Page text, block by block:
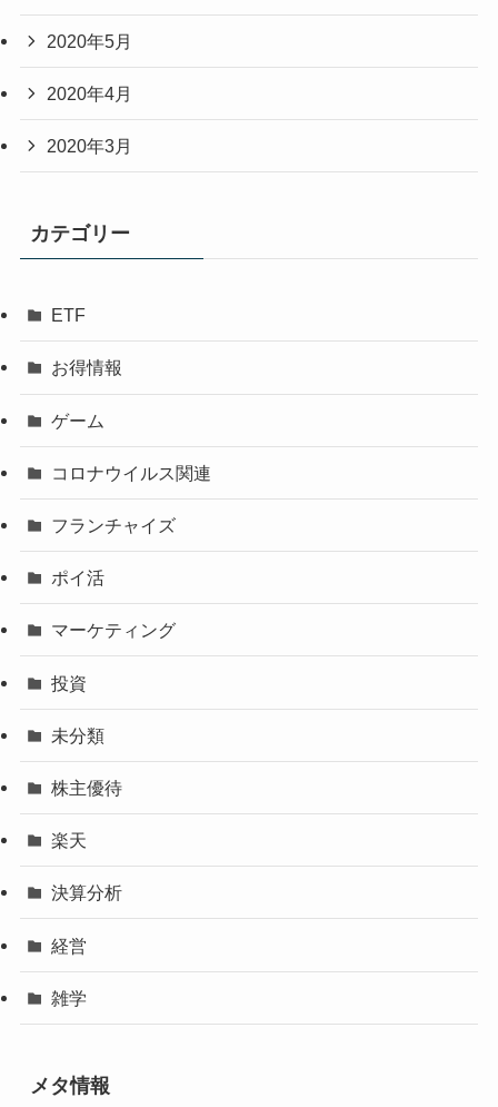
2020年5月
2020年4月
2020年3月
カテゴリー
ETF
お得情報
ゲーム
コロナウイルス関連
フランチャイズ
ポイ活
マーケティング
投資
未分類
株主優待
楽天
決算分析
経営
雑学
メタ情報